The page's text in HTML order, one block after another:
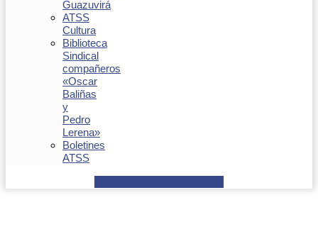
Guazuvirá
ATSS
Cultura
Biblioteca
Sindical
compañeros
«Oscar
Baliñas
y
Pedro
Lerena»
Boletines
ATSS